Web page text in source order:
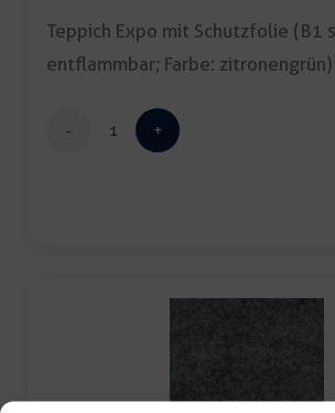
Teppich Expo mit Schutzfolie (B1
entflammbar; Farbe:
Teppich